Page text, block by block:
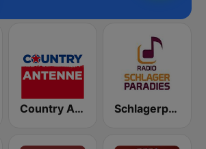
Country Antenne Schlagerparadies